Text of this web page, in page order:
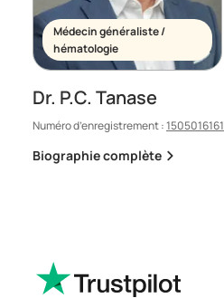
Médecin généraliste /
hématologie
Dr. P.C. Tanase
Numéro d’enregistrement :1505016161
Biographie complète